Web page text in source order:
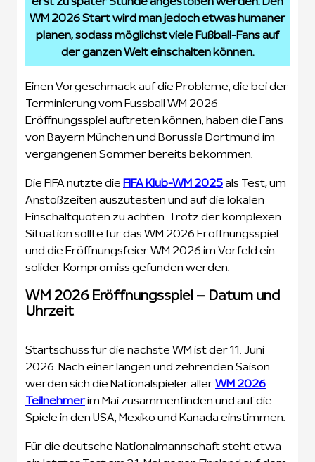
WM 2026 Start wird man jedoch etwas humaner
planen, sodass möglichst viele Fußball-Fans auf
der ganzen Welt einschalten können.
Einen Vorgeschmack auf die Probleme, die bei der
Terminierung vom Fussball WM 2026
Eröffnungsspiel auftreten können, haben die Fans
von Bayern München und Borussia Dortmund im
vergangenen Sommer bereits bekommen.
Die FIFA nutzte die FIFA Klub-WM 2025als Test, um
Anstoßzeiten auszutesten und auf die lokalen
Einschaltquoten zu achten. Trotz der komplexen
Situation sollte für das WM 2026 Eröffnungsspiel
und die Eröffnungsfeier WM 2026 im Vorfeld ein
solider Kompromiss gefunden werden.
WM 2026 Eröffnungsspiel – Datum und
Uhrzeit
Startschuss für die nächste WM ist der 11. Juni
2026. Nach einer langen und zehrenden Saison
werden sich die Nationalspieler allerWM 2026
Teilnehmerim Mai zusammenfinden und auf die
Spiele in den USA, Mexiko und Kanada einstimmen.
Für die deutsche Nationalmannschaft steht etwa